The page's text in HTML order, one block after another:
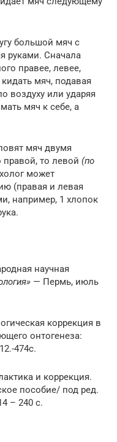
большой мяч с
руками. Сначала
правее, левее,
мяч, подавая
воздуху или ударяя
мяч к себе, а
мяч двумя
правой, то левой (по
может
(правая и левая
например, 1 хлопок
научная
— Пермь, июль
коррекция в
онтогенеза:
474с.
и коррекция.
пособие/ под ред.
– 240 с.